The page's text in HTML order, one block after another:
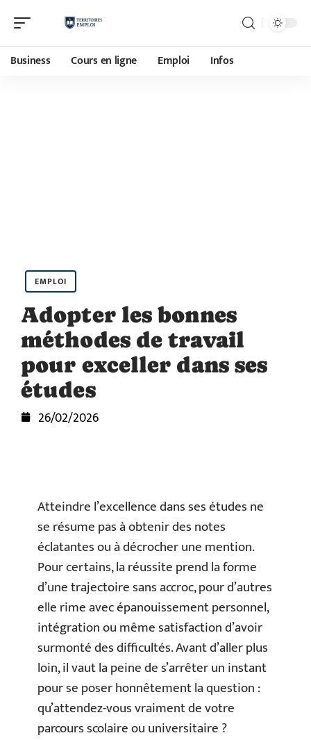
Business Cours en ligne Emploi Infos
EMPLOI
Adopter les bonnes
méthodes de travail
pour exceller dans ses
études
26/02/2026
Atteindre l’excellence dans ses études ne
se résume pas à obtenir des notes
éclatantes ou à décrocher une mention.
Pour certains, la réussite prend la forme
d’une trajectoire sans accroc, pour d’autres
elle rime avec épanouissement personnel,
intégration ou même satisfaction d’avoir
surmonté des difficultés. Avant d’aller plus
loin, il vaut la peine de s’arrêter un instant
pour se poser honnêtement la question :
qu’attendez-vous vraiment de votre
parcours scolaire ou universitaire ?